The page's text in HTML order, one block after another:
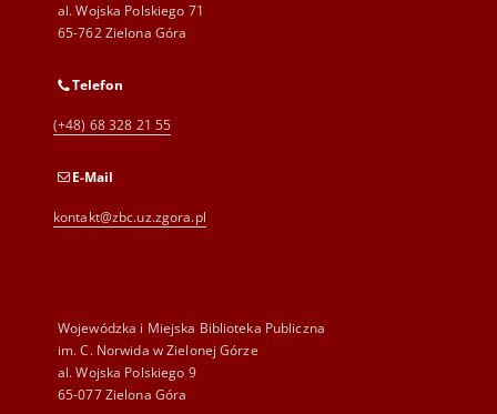
al. Wojska Polskiego 71
65-762 Zielona Góra
Telefon
(+48) 68 328 21 55
E-Mail
kontakt@zbc.uz.zgora.pl
Wojewódzka i Miejska Biblioteka Publiczna
im. C. Norwida w Zielonej Górze
al. Wojska Polskiego 9
65-077 Zielona Góra